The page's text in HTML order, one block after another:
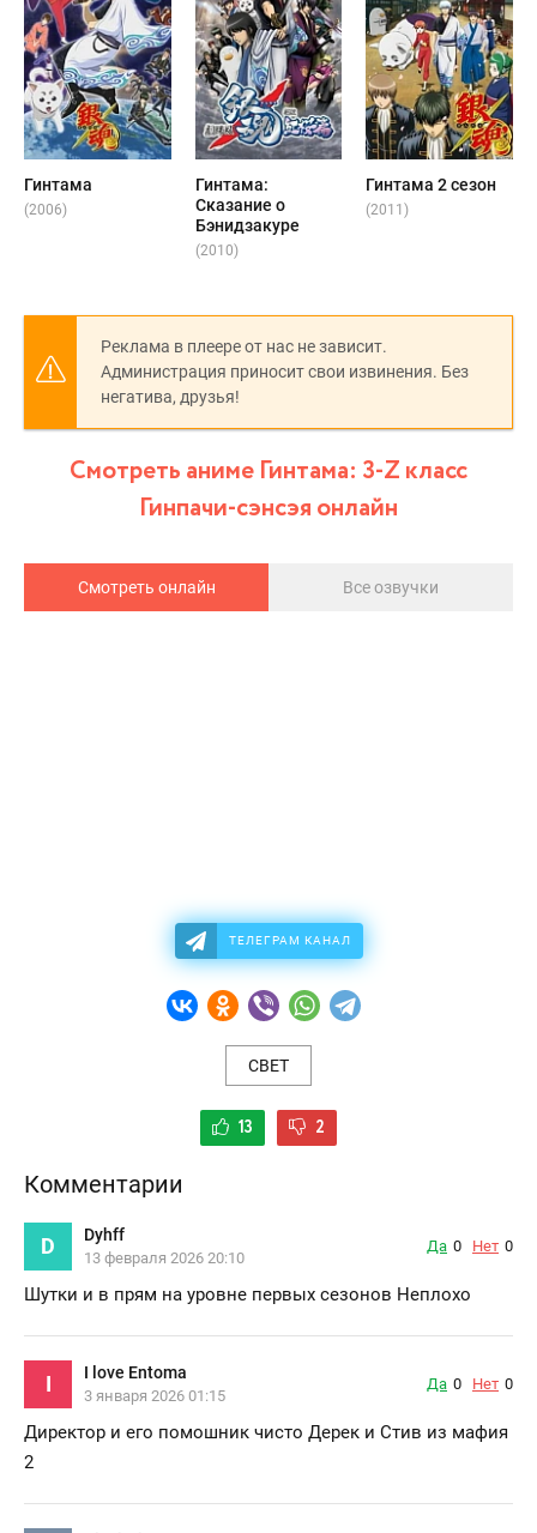
Гинтама
(2006)
Гинтама:
Сказание о
Бэнидзакуре
(2010)
Гинтама 2 сезон
(2011)
Реклама в плеере от нас не зависит.
Администрация приносит свои извинения. Без
негатива, друзья!
Смотреть аниме Гинтама: 3-Z класс
Гинпачи-сэнсэя онлайн
Смотреть онлайн Все озвучки
ТЕЛЕГРАМ КАНАЛ
СВЕТ
13 2
Комментарии
D Dyhff
13 февраля 2026 20:10
Да 0 Нет 0
Шутки и в прям на уровне первых сезонов Неплохо
I I love Entoma
3 января 2026 01:15
Да 0 Нет 0
Директор и его помошник чисто Дерек и Стив из мафия
2